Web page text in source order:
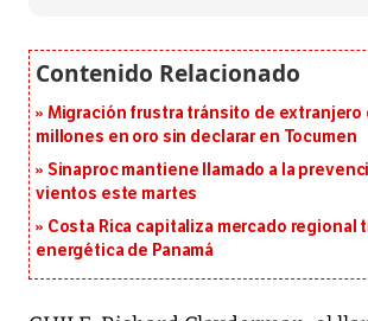
Migración frustra tránsito de extranjero
millones en oro sin declarar en Tocumen
Sinaproc mantiene llamado a la
vientos este martes
Costa Rica capitaliza mercado regional
energética de Panamá